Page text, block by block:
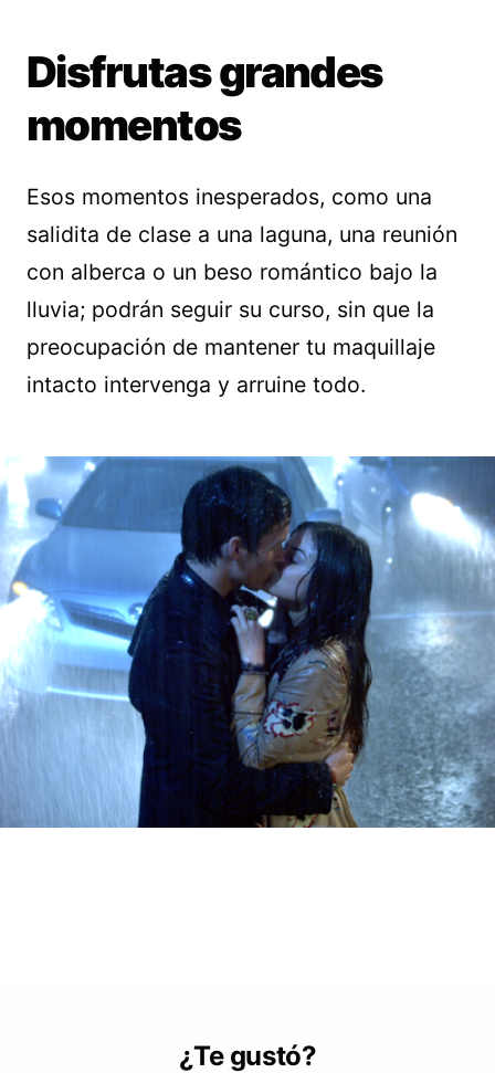
Disfrutas grandes
momentos
Esos momentos inesperados, como una
salidita de clase a una laguna, una reunión
con alberca o un beso romántico bajo la
lluvia; podrán seguir su curso, sin que la
preocupación de mantener tu maquillaje
intacto intervenga y arruine todo.
¿Te gustó?